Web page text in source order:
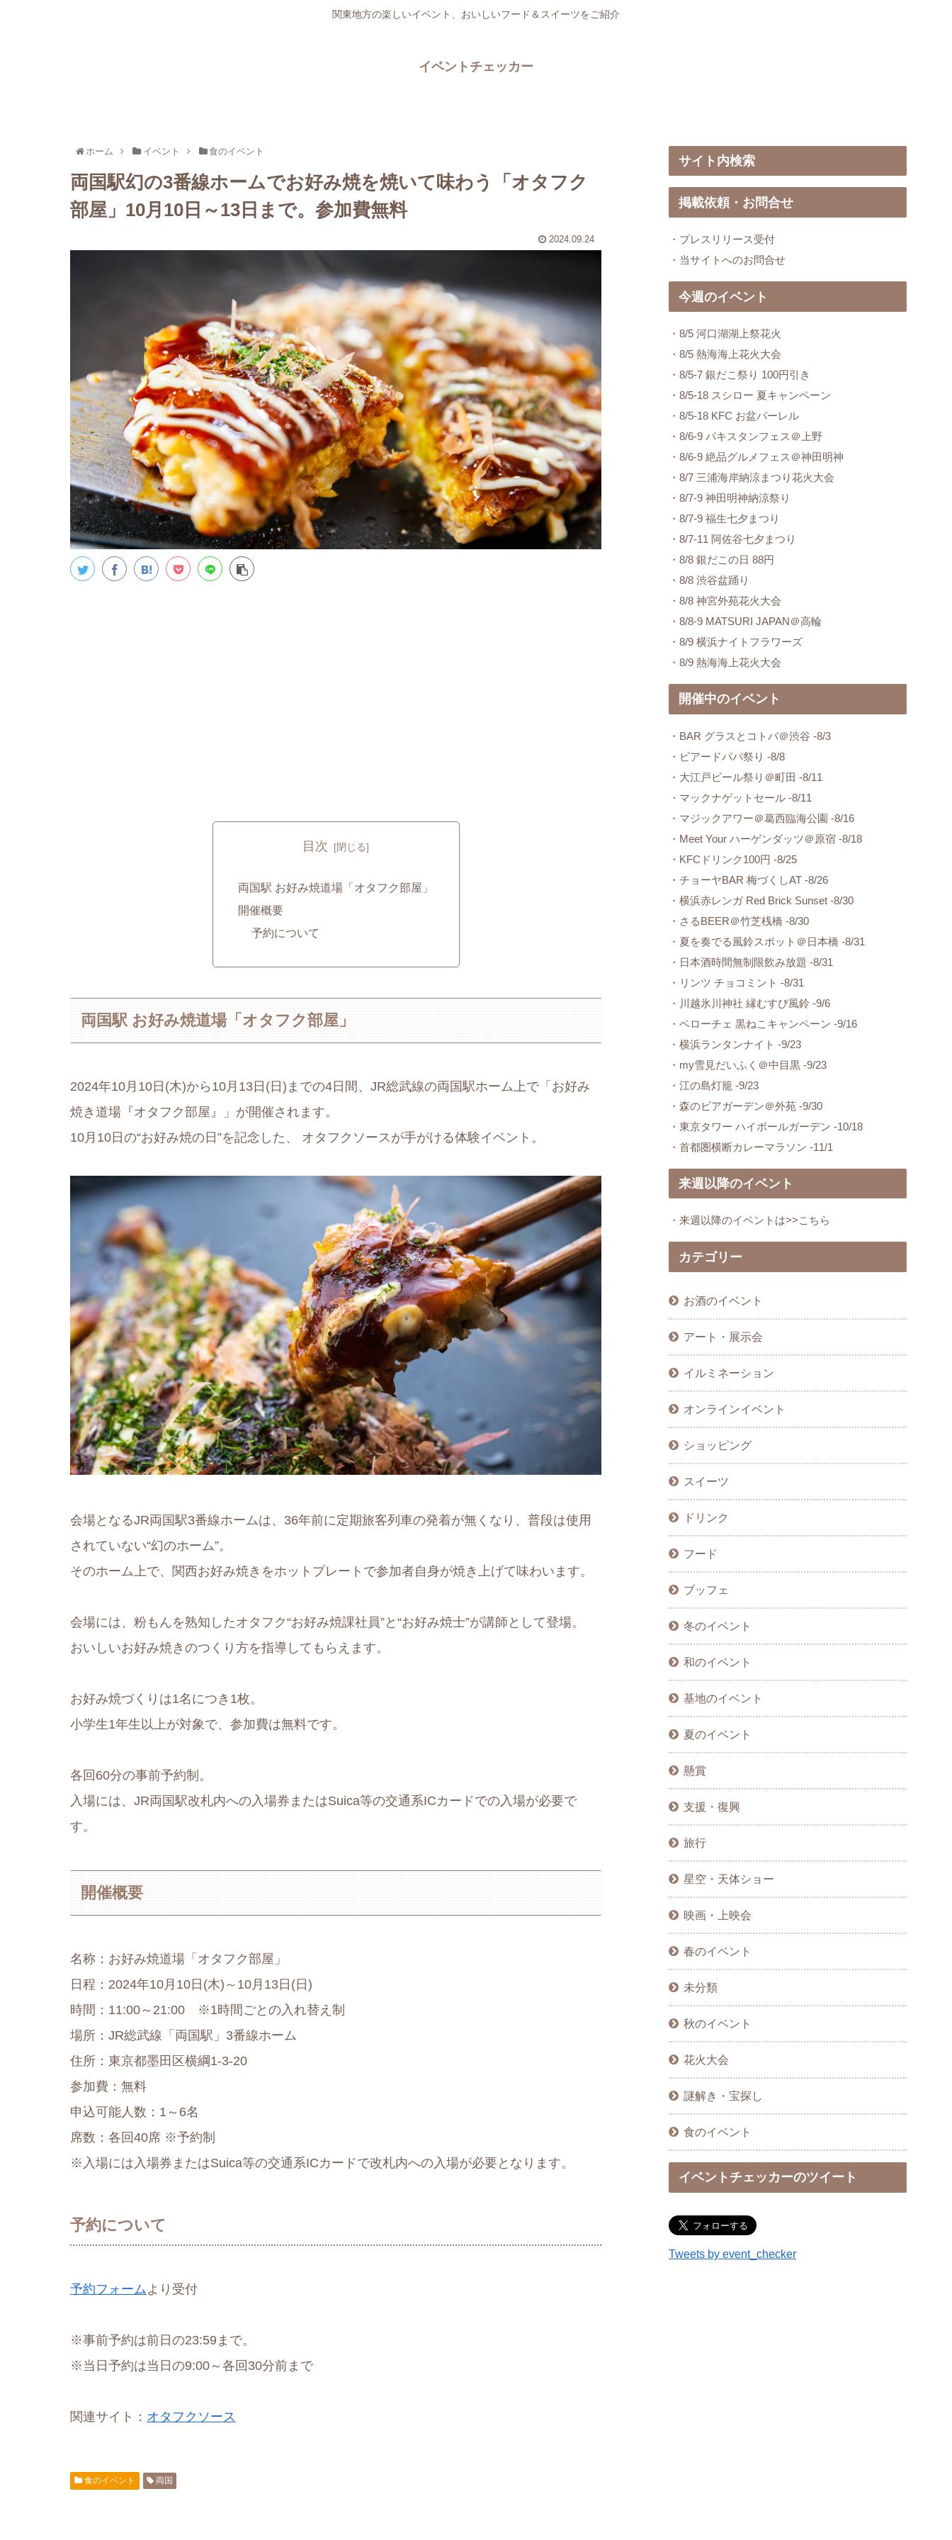
関東地方の楽しいイベント、おいしいフード＆スイーツをご紹介
イベントチェッカー
ホーム イベント 食のイベント
両国駅幻の3番線ホームでお好み焼を焼いて味わう「オタフク
部屋」10月10日～13日まで。参加費無料
2024.09.24
目次
両国駅 お好み焼道場「オタフク部屋」
開催概要
予約について
両国駅 お好み焼道場「オタフク部屋」
2024年10月10日(木)から10月13日(日)までの4日間、JR総武線の両国駅ホーム上で「お好み
焼き道場『オタフク部屋』」が開催されます。
10月10日の“お好み焼の日”を記念した、 オタフクソースが手がける体験イベント。
会場となるJR両国駅3番線ホームは、36年前に定期旅客列車の発着が無くなり、普段は使用
されていない“幻のホーム”。
そのホーム上で、関西お好み焼きをホットプレートで参加者自身が焼き上げて味わいます。
会場には、粉もんを熟知したオタフク“お好み焼課社員”と“お好み焼士”が講師として登場。
おいしいお好み焼きのつくり方を指導してもらえます。
お好み焼づくりは1名につき1枚。
小学生1年生以上が対象で、参加費は無料です。
各回60分の事前予約制。
入場には、JR両国駅改札内への入場券またはSuica等の交通系ICカードでの入場が必要で
す。
開催概要
名称：お好み焼道場「オタフク部屋」
日程：2024年10月10日(木)～10月13日(日)
時間：11:00～21:00 ※1時間ごとの入れ替え制
場所：JR総武線「両国駅」3番線ホーム
住所：東京都墨田区横綱1-3-20
参加費：無料
申込可能人数：1～6名
席数：各回40席 ※予約制
※入場には入場券またはSuica等の交通系ICカードで改札内への入場が必要となります。
予約について
予約フォーム より受付
※事前予約は前日の23:59まで。
※当日予約は当日の9:00～各回30分前まで
関連サイト： オタフクソース
食のイベント 両国
サイト内検索
掲載依頼・お問合せ
・プレスリリース受付
・当サイトへのお問合せ
今週のイベント
・8/5 河口湖湖上祭花火
・8/5 熱海海上花火大会
・8/5-7 銀だこ祭り 100円引き
・8/5-18 スシロー 夏キャンペーン
・8/5-18 KFC お盆バーレル
・8/6-9 パキスタンフェス＠上野
・8/6-9 絶品グルメフェス＠神田明神
・8/7 三浦海岸納涼まつり花火大会
・8/7-9 神田明神納涼祭り
・8/7-9 福生七夕まつり
・8/7-11 阿佐谷七夕まつり
・8/8 銀だこの日 88円
・8/8 渋谷盆踊り
・8/8 神宮外苑花火大会
・8/8-9 MATSURI JAPAN＠高輪
・8/9 横浜ナイトフラワーズ
・8/9 熱海海上花火大会
開催中のイベント
・BAR グラスとコトバ＠渋谷 -8/3
・ビアードパパ祭り -8/8
・大江戸ビール祭り＠町田 -8/11
・マックナゲットセール -8/11
・マジックアワー＠葛西臨海公園 -8/16
・Meet Your ハーゲンダッツ＠原宿 -8/18
・KFCドリンク100円 -8/25
・チョーヤBAR 梅づくしAT -8/26
・横浜赤レンガ Red Brick Sunset -8/30
・さるBEER＠竹芝桟橋 -8/30
・夏を奏でる風鈴スポット＠日本橋 -8/31
・日本酒時間無制限飲み放題 -8/31
・リンツ チョコミント -8/31
・川越氷川神社 縁むすび風鈴 -9/6
・ベローチェ 黒ねこキャンペーン -9/16
・横浜ランタンナイト -9/23
・my雪見だいふく＠中目黒 -9/23
・江の島灯籠 -9/23
・森のビアガーデン＠外苑 -9/30
・東京タワー ハイボールガーデン -10/18
・首都圏横断カレーマラソン -11/1
来週以降のイベント
・来週以降のイベントは>>こちら
カテゴリー
お酒のイベント
アート・展示会
イルミネーション
オンラインイベント
ショッピング
スイーツ
ドリンク
フード
ブッフェ
冬のイベント
和のイベント
基地のイベント
夏のイベント
懸賞
支援・復興
旅行
星空・天体ショー
映画・上映会
春のイベント
未分類
秋のイベント
花火大会
謎解き・宝探し
食のイベント
イベントチェッカーのツイート
Tweets by event_checker